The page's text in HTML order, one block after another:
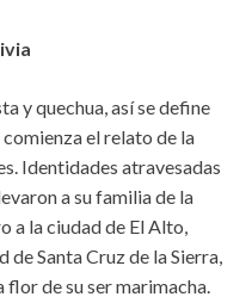
y quechua, así se define
el relato de la
Identidades atravesadas
a su familia de la
a la ciudad de El Alto,
de Santa Cruz de la Sierra,
flor de su ser marimacha.